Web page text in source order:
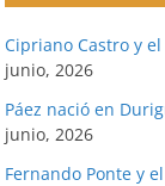
Cipriano Castro y
junio, 2026
Páez nació en
junio, 2026
Fernando Ponte y